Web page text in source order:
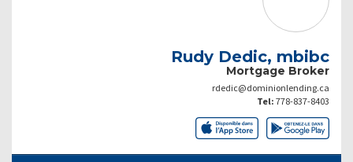
Rudy Dedic, mbibc
Mortgage Broker
rdedic@dominionlending.ca
Tel: 778-837-8403